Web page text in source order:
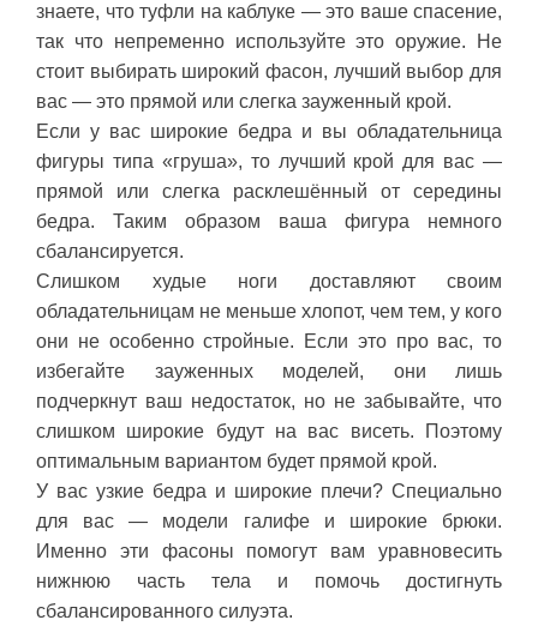
знаете, что туфли на каблуке — это ваше спасение,
так что непременно используйте это оружие. Не
стоит выбирать широкий фасон, лучший выбор для
вас — это прямой или слегка зауженный крой.
Если у вас широкие бедра и вы обладательница
фигуры типа «груша», то лучший крой для вас —
прямой или слегка расклешённый от середины
бедра. Таким образом ваша фигура немного
сбалансируется.
Слишком худые ноги доставляют своим
обладательницам не меньше хлопот, чем тем, у кого
они не особенно стройные. Если это про вас, то
избегайте зауженных моделей, они лишь
подчеркнут ваш недостаток, но не забывайте, что
слишком широкие будут на вас висеть. Поэтому
оптимальным вариантом будет прямой крой.
У вас узкие бедра и широкие плечи? Специально
для вас — модели галифе и широкие брюки.
Именно эти фасоны помогут вам уравновесить
нижнюю часть тела и помочь достигнуть
сбалансированного силуэта.